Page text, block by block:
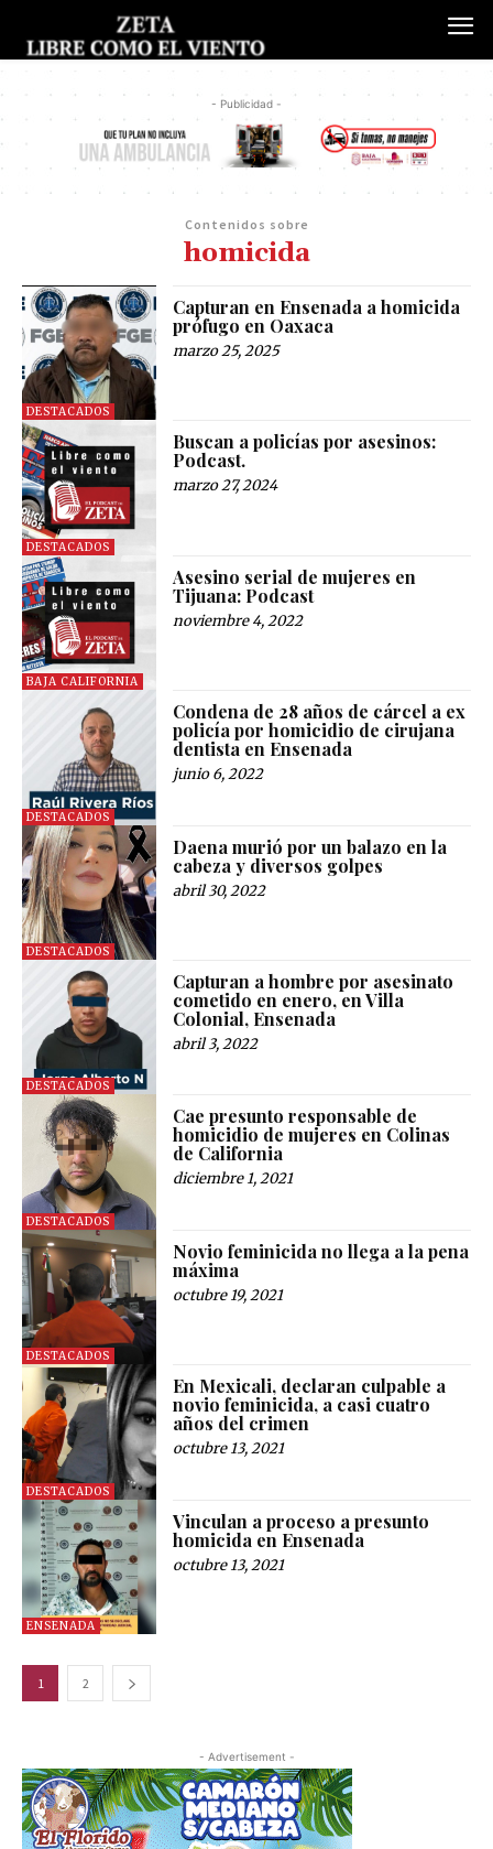
- Publicidad -
Contenidos sobre
homicida
DESTACADOS
Capturan en Ensenada a homicida
prófugo en Oaxaca
marzo 25, 2025
DESTACADOS
Buscan a policías por asesinos:
Podcast.
marzo 27, 2024
BAJA CALIFORNIA
Asesino serial de mujeres en
Tijuana: Podcast
noviembre 4, 2022
DESTACADOS
Condena de 28 años de cárcel a ex
policía por homicidio de cirujana
dentista en Ensenada
junio 6, 2022
DESTACADOS
Daena murió por un balazo en la
cabeza y diversos golpes
abril 30, 2022
DESTACADOS
Capturan a hombre por asesinato
cometido en enero, en Villa
Colonial, Ensenada
abril 3, 2022
DESTACADOS
Cae presunto responsable de
homicidio de mujeres en Colinas
de California
diciembre 1, 2021
DESTACADOS
Novio feminicida no llega a la pena
máxima
octubre 19, 2021
DESTACADOS
En Mexicali, declaran culpable a
novio feminicida, a casi cuatro
años del crimen
octubre 13, 2021
ENSENADA
Vinculan a proceso a presunto
homicida en Ensenada
octubre 13, 2021
1 2
- Advertisement -